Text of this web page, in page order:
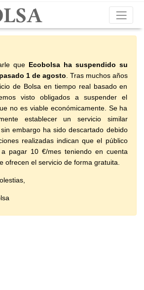
que Ecobolsa ha suspendido su
1 de agosto . Tras muchos años
de Bolsa en tiempo real basado en
visto obligados a suspender el
no es viable económicamente. Se ha
establecer un servicio similar
embargo ha sido descartado debido
realizadas indican que el público
pagar 10 €/mes teniendo en cuenta
ofrecen el servicio de forma gratuita.